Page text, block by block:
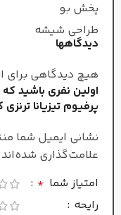
پخش بو
طراحی شیشه
دیدگاهها
هیچ دیدگاهی
اولین نفری باشید
پرفیوم تیزیانا
نشانی ایمیل شما
علامت‌گذاری شده‌اند
امتیاز شما *
رایحه